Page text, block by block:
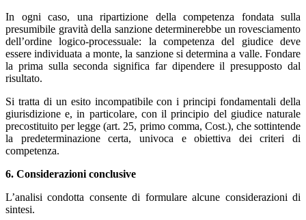
In ogni caso, una ripartizione della competenza fondata sulla
presumibile gravità della sanzione determinerebbe un rovesciamento
dell’ordine logico-processuale: la competenza del giudice deve
essere individuata a monte, la sanzione si determina a valle. Fondare
la prima sulla seconda significa far dipendere il presupposto dal
risultato.
Si tratta di un esito incompatibile con i principi fondamentali della
giurisdizione e, in particolare, con il principio del giudice naturale
precostituito per legge (art. 25, primo comma, Cost.), che sottintende
la predeterminazione certa, univoca e obiettiva dei criteri di
competenza.
6. Considerazioni conclusive
L’analisi condotta consente di formulare alcune considerazioni di
sintesi.